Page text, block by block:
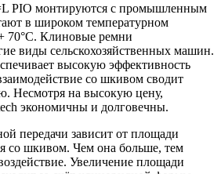
PIO монтируются с промышленным
в широком температурном
70°С. Клиновые ремни
виды сельскохозяйственных машин.
высокую эффективность
со шкивом сводит
Несмотря на высокую цену,
экономичны и долговечны.
передачи зависит от площади
со шкивом. Чем она больше, тем
Увеличение площади